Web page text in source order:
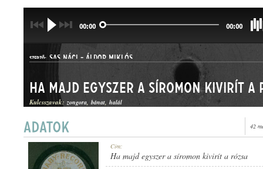
00:00 00:00
SZERZŐ: SAS NÁCI- ÁLDOR MIKLÓS
HALLGATÓ
Ha majd egyszer a síromon kivirít a
Kulcsszavak: zongora bánat halál
42
Cím:
Ha majd egyszer a síromon kivirít a rózsa